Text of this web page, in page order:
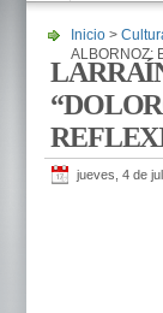
Inicio >
ALBORNOZ:
jueves, 4 de